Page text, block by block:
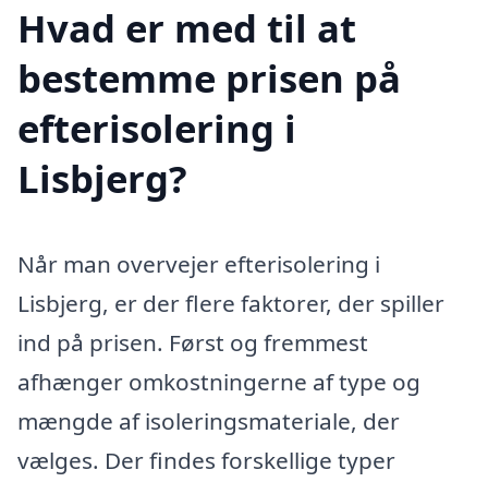
Hvad er med til at
bestemme prisen på
efterisolering i
Lisbjerg?
Når man overvejer efterisolering i
Lisbjerg, er der flere faktorer, der spiller
ind på prisen. Først og fremmest
afhænger omkostningerne af type og
mængde af isoleringsmateriale, der
vælges. Der findes forskellige typer